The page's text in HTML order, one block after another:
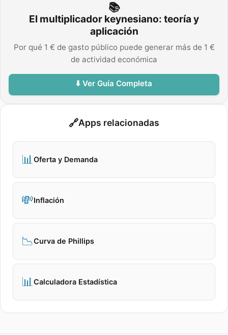
📚
El multiplicador keynesiano: teoría y
aplicación
Por qué 1 € de gasto público puede generar más de 1 €
de actividad económica
⬇️ Ver Guía Completa
🔗Apps relacionadas
📊Oferta y Demanda
💸Inflación
📉Curva de Phillips
📊Calculadora Estadística